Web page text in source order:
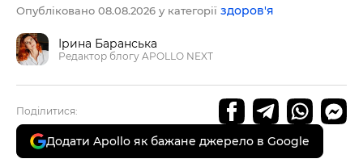
Опубліковано 08.08.2026 у категорії здоров'я
Ірина Баранська
Редактор блогу APOLLO NEXT
Поділитися:
Додати Apollo як бажане джерело в Google